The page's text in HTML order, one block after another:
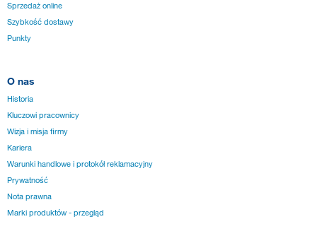
Sprzedaż online
Szybkość dostawy
Punkty
O nas
Historia
Kluczowi pracownicy
Wizja i misja firmy
Kariera
Warunki handlowe i protokół reklamacyjny
Prywatność
Nota prawna
Marki produktów - przegląd